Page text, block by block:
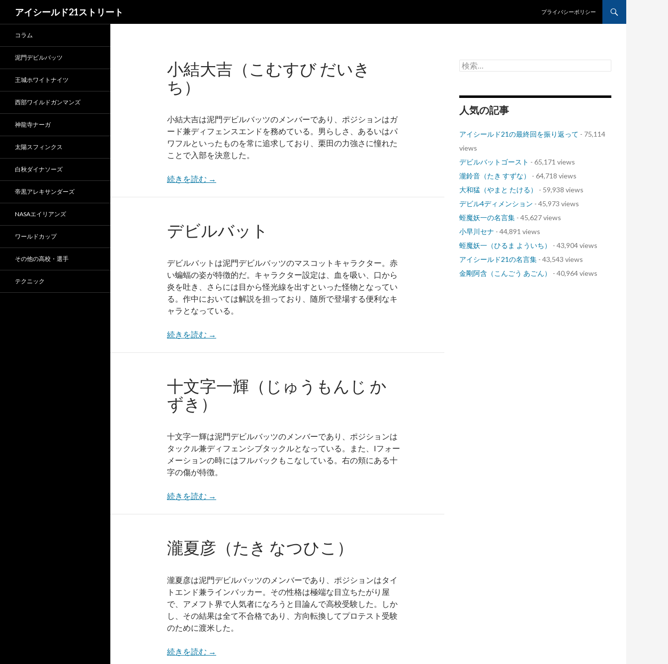
アイシールド21ストリート
プライバシーポリシー
小結大吉（こむすび だいき
ち）
小結大吉は泥門デビルバッツのメンバーであり、ポジションはガ
ード兼ディフェンスエンドを務めている。男らしさ、あるいはパ
ワフルといったものを常に追求しており、栗田の力強さに憧れた
ことで入部を決意した。
続きを読む →
デビルバット
デビルバットは泥門デビルバッツのマスコットキャラクター。赤
い蝙蝠の姿が特徴的だ。キャラクター設定は、血を吸い、口から
炎を吐き、さらには目から怪光線を出すといった怪物となってい
る。作中においては解説を担っており、随所で登場する便利なキ
ャラとなっている。
続きを読む →
十文字一輝（じゅうもんじ か
ずき）
十文字一輝は泥門デビルバッツのメンバーであり、ポジションは
タックル兼ディフェンシブタックルとなっている。また、Iフォー
メーションの時にはフルバックもこなしている。右の頬にある十
字の傷が特徴。
続きを読む →
瀧夏彦（たき なつひこ）
瀧夏彦は泥門デビルバッツのメンバーであり、ポジションはタイ
トエンド兼ラインバッカー。その性格は極端な目立ちたがり屋
で、アメフト界で人気者になろうと目論んで高校受験した。しか
し、その結果は全て不合格であり、方向転換してプロテスト受験
のために渡米した。
続きを読む →
検
索:
人気の記事
アイシールド21の最終回を振り返って - 75,114
views
デビルバットゴースト - 65,171 views
瀧鈴音（たき すずな）
- 64,718 views
大和猛（やまと たける）
- 59,938 views
デビル4ディメンション - 45,973 views
蛭魔妖一の名言集 - 45,627 views
小早川セナ - 44,891 views
蛭魔妖一（ひるま よういち）
- 43,904 views
アイシールド21の名言集 - 43,543 views
金剛阿含（こんごう あごん）
- 40,964 views
コラム
泥門デビルバッツ
王城ホワイトナイツ
西部ワイルドガンマンズ
神龍寺ナーガ
太陽スフィンクス
白秋ダイナソーズ
帝黒アレキサンダーズ
NASAエイリアンズ
ワールドカップ
その他の高校・選手
テクニック